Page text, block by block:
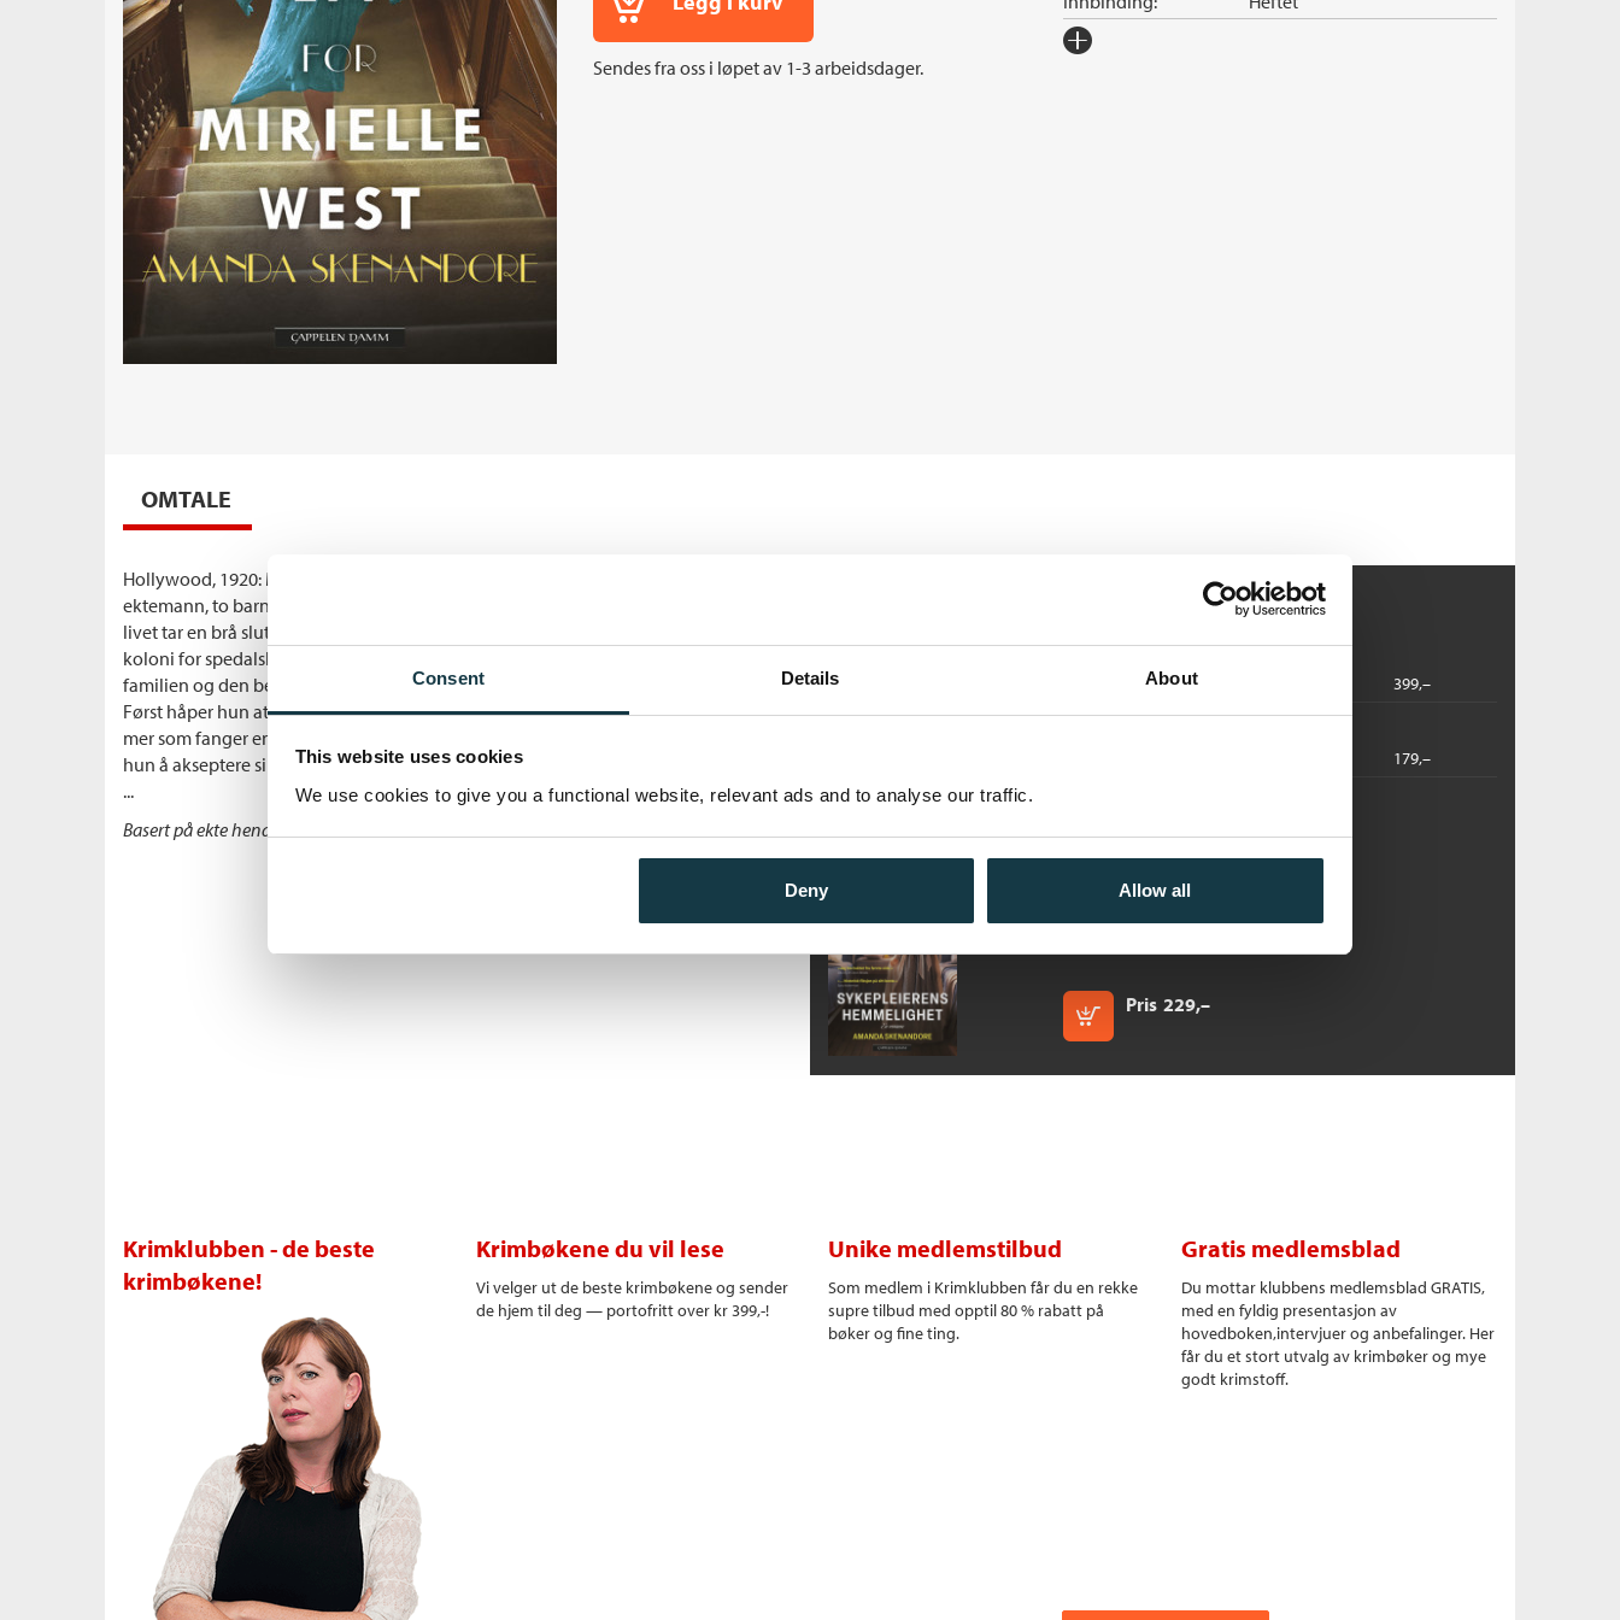
Consent Details About
This website uses cookies
We use cookies to give you a functional website, relevant ads and to analyse our traffic.
Deny Allow all
Sendes fra oss i løpet av 1-3 arbeidsdager.
Forlag:
OMTALE
Hollywood, 1920: Mirielle West har alt en kvinne kan ønske seg. En filmstjerne-
ektemann, to barn og hyppige fester med de rike og berømte. Men det glamorøse
livet tar en brå slutt da Mirielle får påvist lepra og blir fraktet i all hast til Carville, en
koloni for spedalske i Louisiana. Hun må ta et nytt navn, Pauline Marvin, for å spare
familien og den berømte ektemannen for skammen som følger med sykdommen.
Først håper hun at dette bare vil være midlertidig, men hun ser at de som bor der er
mer som fanger enn pasienter, og at sykdommen ikke kan kureres. Samtidig nekter
hun å akseptere sin skjebne, og alt hun kan tenke på er å reise tilbake til familien sin
...
Basert på ekte hendelser fra USAs eneste spedalsk-koloni.
Et nytt liv for Mirielle West
Bokmål 399,–
Et nytt liv for Mirielle West
179,–
Flere bøker av Amanda Skenandore:
Sykepleierens hemmelighet
Amanda Skenandore
Heftet
Pris 229,–
Kjøp
Krimklubben - de beste
krimbøkene!
Krimbøkene du vil lese
Vi velger ut de beste krimbøkene og sender
de hjem til deg — portofritt over kr 399,-!
Unike medlemstilbud
Som medlem i Krimklubben får du en rekke
supre tilbud med opptil 80 % rabatt på
bøker og fine ting.
Gratis medlemsblad
Du mottar klubbens medlemsblad GRATIS,
med en fyldig presentasjon av
hovedboken,intervjuer og anbefalinger. Her
får du et stort utvalg av krimbøker og mye
godt krimstoff.